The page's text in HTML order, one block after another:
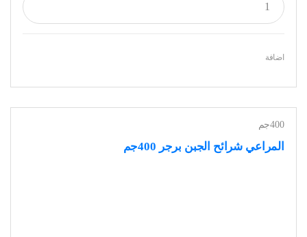
اضافة
400جم
المراعي شرائح الجبن برجر 400جم